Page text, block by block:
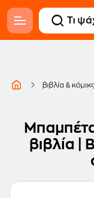
βιβλία &
βιβλία |